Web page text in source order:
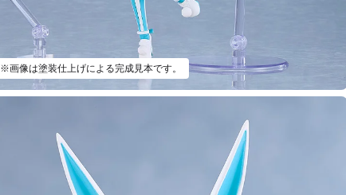
※画像は塗装仕上げによる完成見本です。